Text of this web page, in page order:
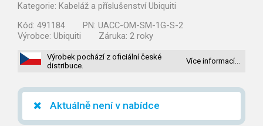
Kategorie: Kabeláž a příslušenství Ubiquiti
Kód: 491184 PN: UACC-OM-SM-1G-S-2
Výrobce: Ubiquiti Záruka: 2 roky
Výrobek pochází z oficiální české
distribuce.
Více informací…
Aktuálně není v nabídce